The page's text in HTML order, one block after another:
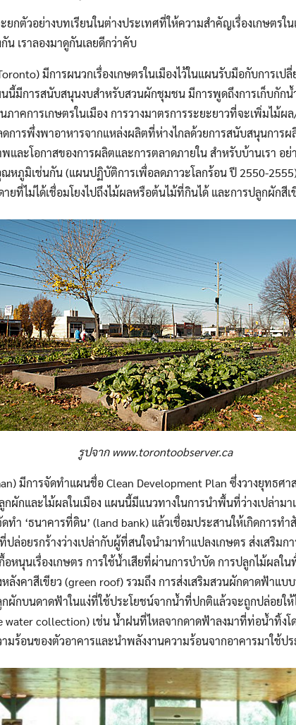
ยกตัวอย่างบทเรียนในต่างประเทศที่ให้ความสำคัญเรื่องเกษตรใ
น เราลองมาดูกันเลยดีกว่าคับ
มีการผนวกเรื่องเกษตรในเมืองไว้ในแผนรับมือกับการเ
นนี้มีการสนับสนุนงบสำหรับสวนผักชุมชน มีการพูดถึงการเก็บกักน้
นภาคการเกษตรในเมือง การวางมาตรการระยะยาวที่จะเพิ่มไม้ผ
การพึ่งพาอาหารจากแหล่งผลิตที่ห่างไกลด้วยการสนับสนุนการ
และโอกาสของการผลิตและการตลาดภายใน สำหรับบ้านเรา อ
หภูมิเช่นกัน (แผนปฏิบัติการเพื่อลดภาวะโลกร้อน ปี 2550-
ยที่ไม่ได้เชื่อมโยงไปถึงไม้ผลหรือต้นไม้ที่กินได้ และการปลูกผักสีเ
รูปจาก www.torontoobserver.ca
มีการจัดทำแผนชื่อ Clean Development Plan ซึ่งวางยุทธศา
กผักและไม้ผลในเมือง แผนนี้มีแนวทางในการนำพื้นที่ว่างเปล่าม
ทำ ‘ธนาคารที่ดิน’ (land bank) แล้วเชื่อมประสานให้เกิดการท
ปล่อยรกร้างว่างเปล่ากับผู้ที่สนใจนำมาทำแปลงเกษตร ส่งเสริมก
หนุนเรื่องเกษตร การใช้น้ำเสียที่ผ่านการบำบัด การปลูกไม้ผลใ
ลังคาสีเขียว (green roof) รวมถึง การส่งเสริมสวนผักดาดฟ้าแบ
ผักบนดาดฟ้าในแง่ที่ใช้ประโยชน์จากน้ำที่ปกติแล้วจะถูกปล่อยใ
water collection) เช่น น้ำฝนที่ไหลจากดาดฟ้าลงมาที่ท่อน้ำทิ้งโ
มร้อนของตัวอาคารและนำพลังงานความร้อนจากอาคารมาใช้ป